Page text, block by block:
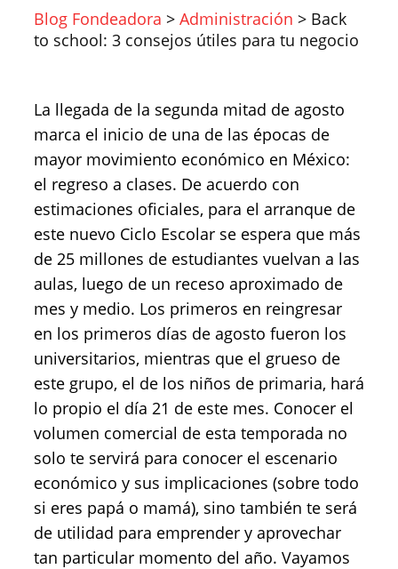
Blog Fondeadora > Administración > Back
to school: 3 consejos útiles para tu negocio
La llegada de la segunda mitad de agosto
marca el inicio de una de las épocas de
mayor movimiento económico en México:
el regreso a clases. De acuerdo con
estimaciones oficiales, para el arranque de
este nuevo Ciclo Escolar se espera que más
de 25 millones de estudiantes vuelvan a las
aulas, luego de un receso aproximado de
mes y medio. Los primeros en reingresar
en los primeros días de agosto fueron los
universitarios, mientras que el grueso de
este grupo, el de los niños de primaria, hará
lo propio el día 21 de este mes. Conocer el
volumen comercial de esta temporada no
solo te servirá para conocer el escenario
económico y sus implicaciones (sobre todo
si eres papá o mamá), sino también te será
de utilidad para emprender y aprovechar
tan particular momento del año. Vayamos